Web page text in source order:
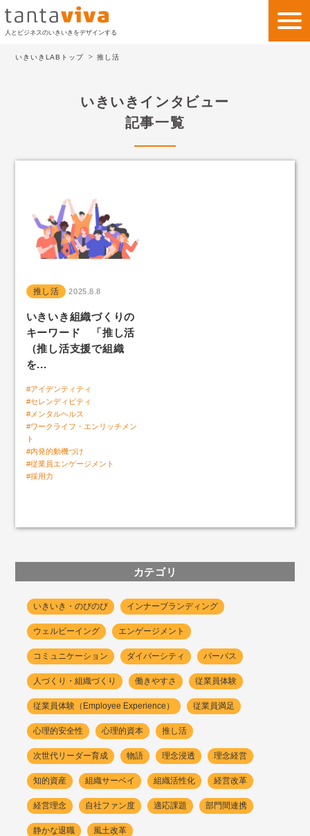
人とビジネスのいきいきをデザインする
私たちの考え方
私たちのビジネス
会社情報
いきいきLAB
お問い合わせ
「自社ファン度」組織サーベイ
いきいきLABトップ
人と組織のいきいき好循環
いきいきLABトップ 推し活
いきいきインタビュー
記事一覧
推し活 2025.8.8
いきいき組織づくりの
キーワード 「推し活
（推し活支援で組織
を...
#アイデンティティ
#セレンディピティ
#メンタルヘルス
#ワークライフ・エンリッチメン
ト
#内発的動機づけ
#従業員エンゲージメント
#採用力
カテゴリ
いきいき・のびのび インナーブランディング
ウェルビーイング エンゲージメント
コミュニケーション ダイバーシティ パーパス
人づくり・組織づくり 働きやすさ 従業員体験
従業員体験（Employee Experience） 従業員満足
心理的安全性 心理的資本 推し活
次世代リーダー育成 物語 理念浸透 理念経営
知的資産 組織サーベイ 組織活性化 経営改革
経営理念 自社ファン度 適応課題 部門間連携
静かな退職 風土改革